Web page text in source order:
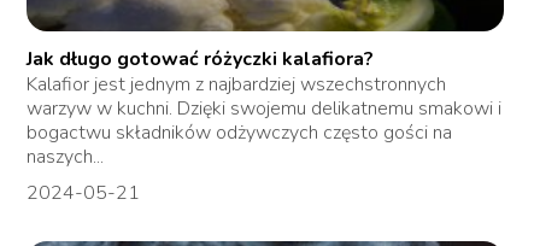
Jak długo gotować różyczki kalafiora?
Kalafior jest jednym z najbardziej wszechstronnych
warzyw w kuchni. Dzięki swojemu delikatnemu smakowi i
bogactwu składników odżywczych często gości na
naszych...
2024-05-21